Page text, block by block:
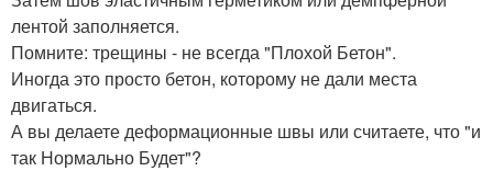
лентой заполняется.
Помните: трещины - не всегда "Плохой Бетон".
Иногда это просто бетон, которому не дали места
двигаться.
А вы делаете деформационные швы или считаете, что "и
так Нормально Будет"?